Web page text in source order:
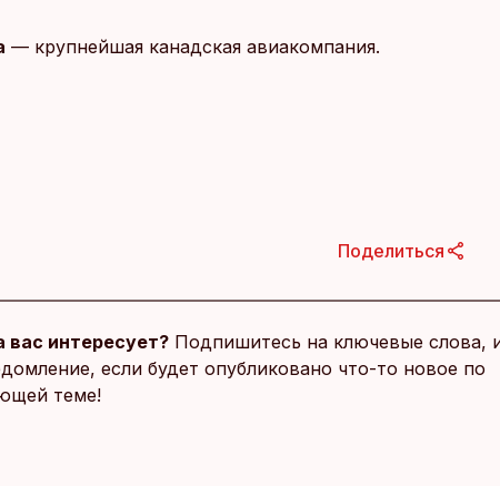
— крупнейшая канадская авиакомпания.
Поделиться
интересует? Подпишитесь на ключевые слова,
если будет опубликовано что-то новое по
теме!